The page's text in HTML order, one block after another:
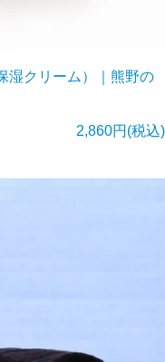
クリーム）｜熊野の
2,860円(税込)